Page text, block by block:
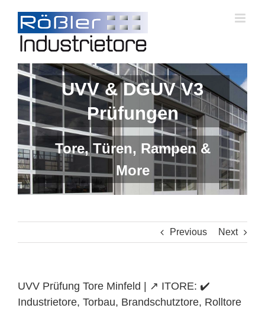
content
UVV & DGUV V3
Prüfungen
Tore, Türen, Rampen &
More
Previous Next
UVV Prüfung Tore Minfeld | ↗️ ITORE: ✔️
Industrietore, Torbau, Brandschutztore, Rolltore